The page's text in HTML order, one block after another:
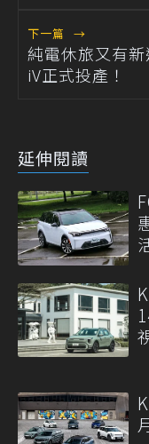
下一篇 →
純電休旅又有
iV正式投產！
延伸閱讀